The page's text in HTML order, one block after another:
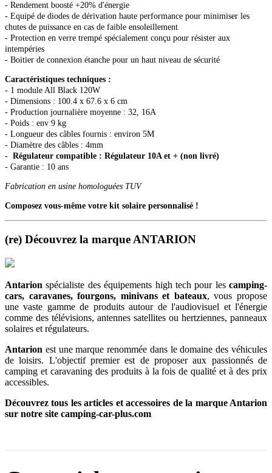
- Rendement boosté +20% d'énergie
- Equipé de diodes de dérivation haute performance pour minimiser les
chutes de puissance en cas de faible ensoleillement
- Protection en verre trempé spécialement conçu pour résister aux
intempéries
- Boitier de connexion étanche pour un haut niveau de sécurité
Caractéristiques techniques :
- 1 module All Black 120W
- Dimensions : 100.4 x 67.6 x 6 cm
- Production journalière moyenne : 32, 16A
- Poids : env 9 kg
- Longueur des câbles fournis : environ 5M
- Diamètre des câbles : 4mm
- Régulateur compatible : Régulateur 10A et + (non livré)
- Garantie : 10 ans
Fabrication en usine homologuées TUV
Composez vous-même votre kit solaire personnalisé !
(re) Découvrez la marque ANTARION
Antarion spécialiste des équipements high tech pour les camping-
cars, caravanes, fourgons, minivans et bateaux, vous propose
une vaste gamme de produits autour de l'audiovisuel et l'énergie
comme des télévisions, antennes satellites ou hertziennes, panneaux
solaires et régulateurs.
Antarion est une marque renommée dans le domaine des véhicules
de loisirs. L'objectif premier est de proposer aux passionnés de
camping et caravaning des produits à la fois de qualité et à des prix
accessibles.
Découvrez tous les articles et accessoires de la marque Antarion
sur notre site camping-car-plus.com